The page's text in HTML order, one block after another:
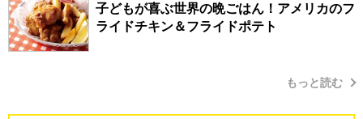
子どもが喜ぶ世界の晩ごはん！アメリカのフ
ライドチキン＆フライドポテト
もっと読む